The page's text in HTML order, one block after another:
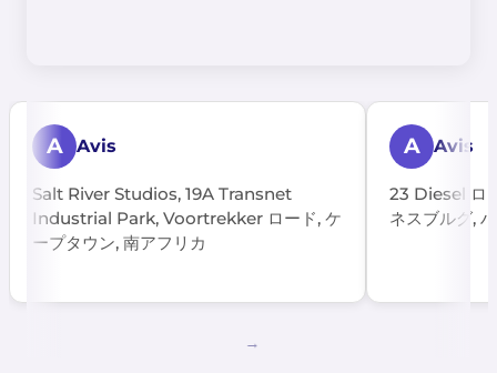
A Avis
Salt River Studios, 19A Transnet
Industrial Park, Voortrekker ロード, ケ
ープタウン, 南アフリカ
A Avis
23 Diesel ロ
ネスブルグ,